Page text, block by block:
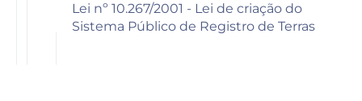
Lei nº 10.267/2001 - Lei de criação do
Sistema Público de Registro de Terras